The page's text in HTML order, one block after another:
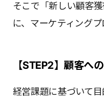
そこで「新しい顧客
に、マーケティング
【STEP2】顧客へ
経営課題に基づいて